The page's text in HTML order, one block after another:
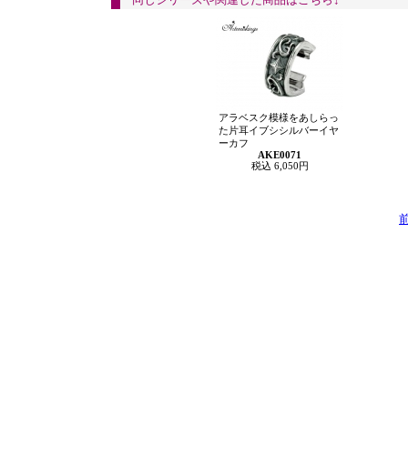
アラベスク模様をあしらっ
た片耳イブシシルバーイヤ
ーカフ
AKE0071
税込 6,050円